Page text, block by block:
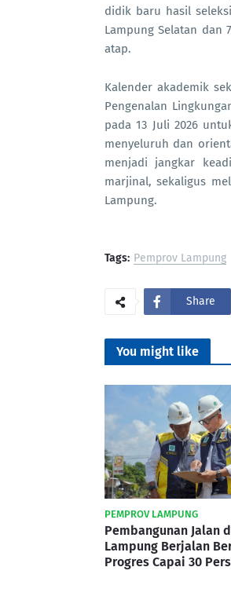
didik baru hasil
Lampung Selatan dan
atap.
Kalender akademik
Pengenalan
pada 13 Juli 2026
menyeluruh dan
menjadi jangkar
marjinal, sekaligus
Lampung.
Tags: Pemprov Lampung
Share
You might like
PEMPROV LAMPUNG
Pembangunan Jalan
Lampung Berjalan
Progres Capai 30